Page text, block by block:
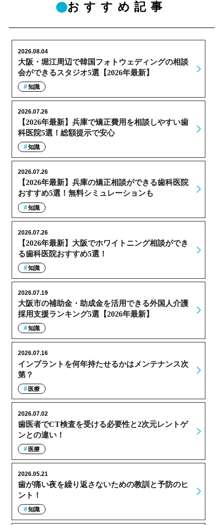
おすすめ記事
大阪・堀江周辺で韓国フォトウェディングの相談
会ができるスタジオ5選【2026年最新】
2026.08.04
知識
【2026年最新】兵庫で矯正費用を相談しやすい歯
科医院5選！総額提示で安心
2026.07.26
知識
【2026年最新】兵庫の矯正相談ができる歯科医院
おすすめ5選！無料シミュレーションも
2026.07.26
知識
【2026年最新】大阪でホワイトニング相談ができ
る歯科医院おすすめ5選！
2026.07.26
知識
大阪市の補助金・助成金を活用できる外国人介護
採用支援ランキング5選【2026年最新】
2026.07.19
知識
インプラントを何年持たせるかはメンテナンス次
第？
2026.07.16
医療
歯医者でCT検査を受ける必要性と2次元レントゲ
ンとの違い！
2026.07.02
医療
歯が痛い夜を繰り返さないための教訓と予防のヒ
ント！
2026.05.21
知識